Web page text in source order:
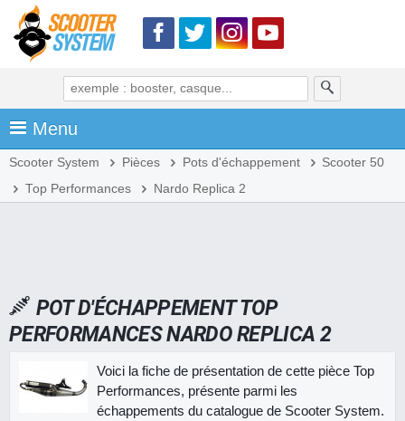
Menu
Scooter System Pièces Pots d'échappement
Scooter 50
Top Performances
Nardo Replica 2
POT D'ÉCHAPPEMENT TOP
PERFORMANCES NARDO REPLICA 2
Voici la fiche de présentation de cette pièce Top
Performances, présente parmi les
échappements du catalogue de Scooter System.